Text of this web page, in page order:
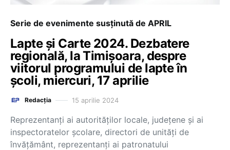
Serie de evenimente susținută de APRIL
Lapte și Carte 2024. Dezbatere
regională, la Timișoara, despre
viitorul programului de lapte în
școli, miercuri, 17 aprilie
Redacția 15 aprilie 2024
Reprezentanți ai autorităților locale, județene și ai
inspectoratelor școlare, directori de unități de
învățământ, reprezentanți ai patronatului